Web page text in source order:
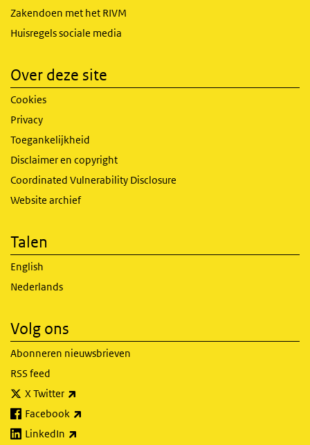
Zakendoen met het RIVM
Huisregels sociale media
Over deze site
Cookies
Privacy
Toegankelijkheid
Disclaimer en copyright
Coordinated Vulnerability Disclosure
Website archief
Talen
English
Nederlands
Volg ons
Abonneren nieuwsbrieven
RSS feed
X Twitter
Facebook
LinkedIn